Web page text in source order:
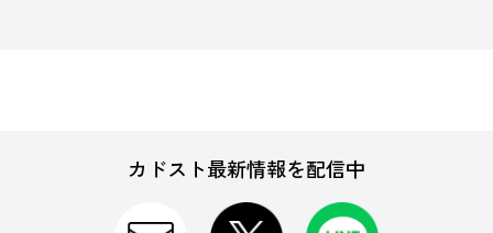
カドスト最新情報を配信中